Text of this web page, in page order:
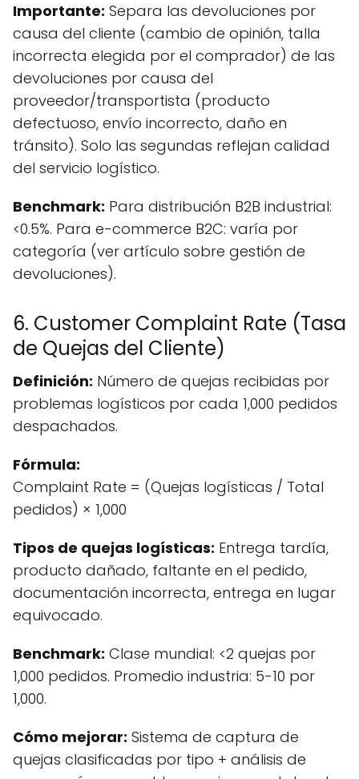
Importante: Separa las devoluciones por
causa del cliente (cambio de opinión, talla
incorrecta elegida por el comprador) de las
devoluciones por causa del
proveedor/transportista (producto
defectuoso, envío incorrecto, daño en
tránsito). Solo las segundas reflejan calidad
del servicio logístico.
Benchmark: Para distribución B2B industrial:
<0.5%. Para e-commerce B2C: varía por
categoría (ver artículo sobre gestión de
devoluciones).
6. Customer Complaint Rate (Tasa
de Quejas del Cliente)
Definición: Número de quejas recibidas por
problemas logísticos por cada 1,000 pedidos
despachados.
Fórmula:
Complaint Rate = (Quejas logísticas / Total
pedidos) × 1,000
Tipos de quejas logísticas: Entrega tardía,
producto dañado, faltante en el pedido,
documentación incorrecta, entrega en lugar
equivocado.
Benchmark: Clase mundial: <2 quejas por
1,000 pedidos. Promedio industria: 5-10 por
1,000.
Cómo mejorar: Sistema de captura de
quejas clasificadas por tipo + análisis de